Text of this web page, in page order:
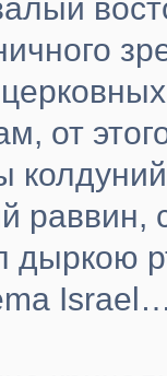
от
раввин,
дыркою